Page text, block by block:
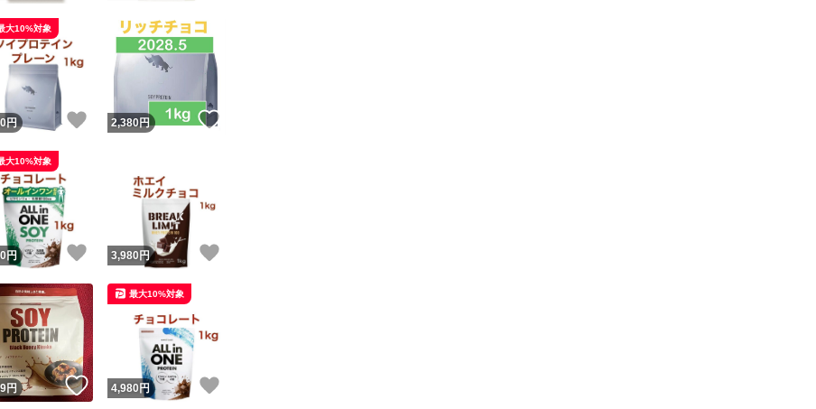
ユーザーの実績について
リマが定めた一定の基準を満たしたユーザーにバッジを付与しています
出品者
引出品者 Yahoo!フリマの基準をクリアした安心・安全なユーザーです
この商品の情報をコピーします
品画像の無断転載は禁止されています
円 いいね！
大10%対象
2,380円
円 いいね！
大10%対象
3,980 円
円 いいね！
4,980 円
最大10%対象